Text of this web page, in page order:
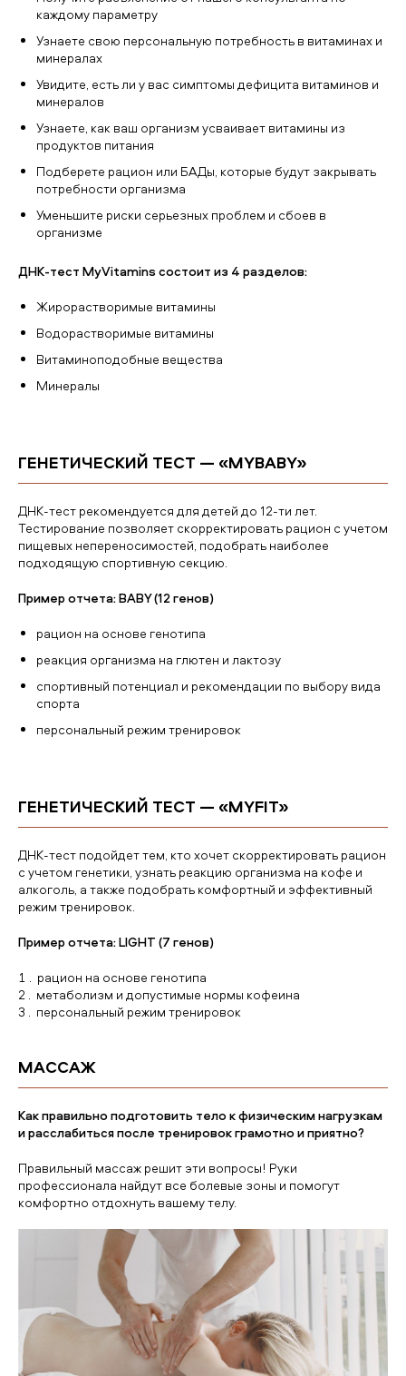
каждому параметру
Узнаете свою персональную потребность в витаминах и
минералах
Увидите, есть ли у вас симптомы дефицита витаминов и
минералов
Узнаете, как ваш организм усваивает витамины из
продуктов питания
Подберете рацион или БАДы, которые будут закрывать
потребности организма
Уменьшите риски серьезных проблем и сбоев в
организме
ДНК-тест MyVitamins состоит из 4 разделов:
Жирорастворимые витамины
Водорастворимые витамины
Витаминоподобные вещества
Минералы
ГЕНЕТИЧЕСКИЙ ТЕСТ — «MYBABY»
ДНК-тест рекомендуется для детей до 12-ти лет.
Тестирование позволяет скорректировать рацион с учетом
пищевых непереносимостей, подобрать наиболее
подходящую спортивную секцию.
Пример отчета: BABY (12 генов)
рацион на основе генотипа
реакция организма на глютен и лактозу
спортивный потенциал и рекомендации по выбору вида
спорта
персональный режим тренировок
ГЕНЕТИЧЕСКИЙ ТЕСТ — «MYFIT»
ДНК-тест подойдет тем, кто хочет скорректировать рацион
с учетом генетики, узнать реакцию организма на кофе и
алкоголь, а также подобрать комфортный и эффективный
режим тренировок.
Пример отчета: LIGHT (7 генов)
рацион на основе генотипа
метаболизм и допустимые нормы кофеина
персональный режим тренировок
МАССАЖ
Как правильно подготовить тело к физическим нагрузкам
и расслабиться после тренировок грамотно и приятно?
Правильный массаж решит эти вопросы! Руки
профессионала найдут все болевые зоны и помогут
комфортно отдохнуть вашему телу.